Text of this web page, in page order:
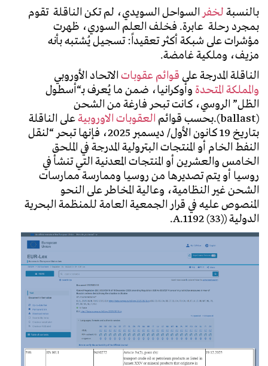
بالنسبةلخفرالسواحل السويدي، لم تكن الناقلة تقوم
بمجرد رحلة عابرة. فخلف العلم السوري، ظهرت
مؤشرات على شبكة أكثر تعقيداً: تسجيل يُشتبه بأنه
مزيف، وملكية غامضة.
الناقلة المدرجة على قوائم عقوباتالاتحاد الأوروبي
والمملكة المتحدةوأوكرانيا، ضمن ما يُعرف بـ“أسطول
الظل” الروسي، كانت تبحر فارغة من الشحن
العقوبات الاوروبيةعلى الناقلة
بتاريخ 19 كانون الأول/ ديسمبر 2025، فإنها تبحر “لنقل
النفط الخام أو المنتجات البترولية المدرجة في الملحق
الخامس والعشرين أو المنتجات المعدنية التي تنشأ في
روسيا أو يتم تصديرها من روسيا وممارسة ممارسات
الشحن غير النظامية، وعالية المخاطر على النحو
المنصوص عليه في قرار الجمعية العامة للمنظمة البحرية
الدولية (A.1192 (33).